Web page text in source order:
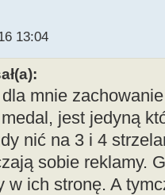
13:04
mnie
jest jedyną
nić na 3 i 4
sobie reklamy.
w ich stronę. A